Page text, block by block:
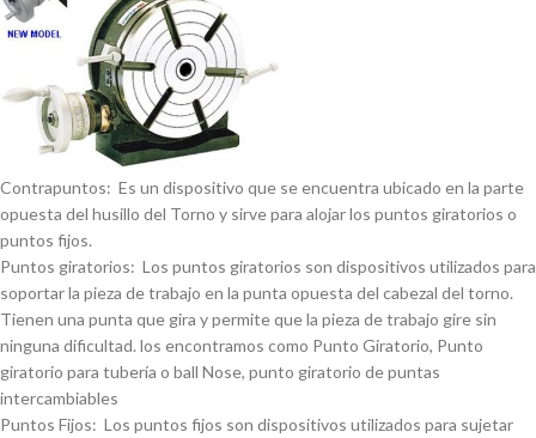
Contrapuntos: Es un dispositivo que se encuentra ubicado en la parte
opuesta del husillo del Torno y sirve para alojar los puntos giratorios o
puntos fijos.
Puntos giratorios: Los puntos giratorios son dispositivos utilizados para
soportar la pieza de trabajo en la punta opuesta del cabezal del torno.
Tienen una punta que gira y permite que la pieza de trabajo gire sin
ninguna dificultad. los encontramos como Punto Giratorio, Punto
giratorio para tuberí­a o ball Nose, punto giratorio de puntas
intercambiables
Puntos Fijos: Los puntos fijos son dispositivos utilizados para sujetar